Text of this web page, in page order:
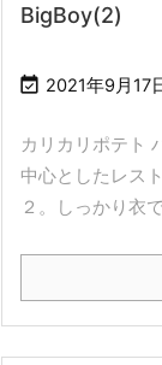
BigBoy(2)
 2021年9月17
カリカリポテト
中心としたレス
２。しっかり衣